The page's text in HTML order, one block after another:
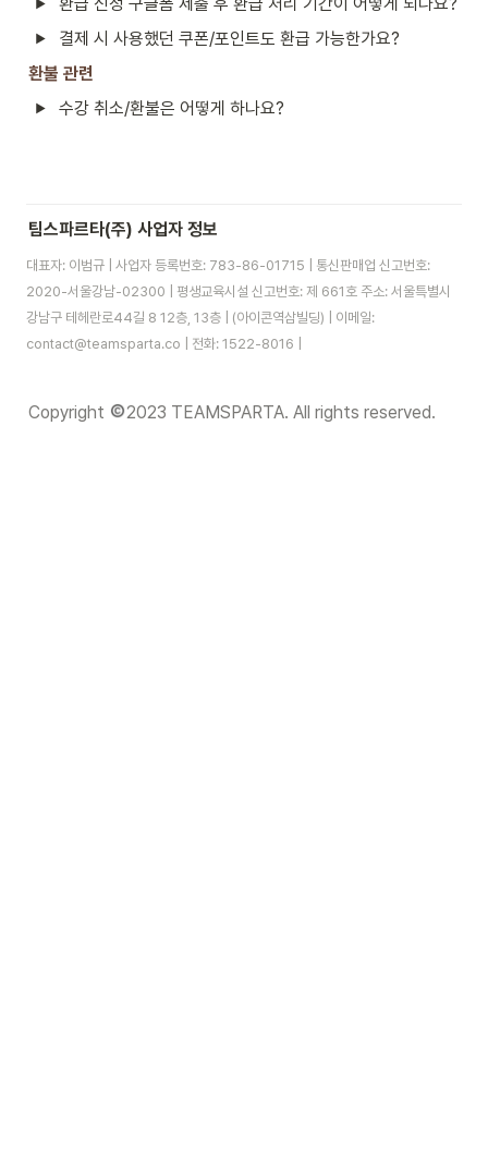
결제 시 사용했던 쿠폰/포인트도 환급 가능한가요?
환불 관련
수강 취소/환불은 어떻게 하나요?
팀스파르타(주) 사업자 정보
대표자: 이범규 | 사업자 등록번호: 783-86-01715 | 통신판매업 신고번호:
2020-서울강남-02300 | 평생교육시설 신고번호: 제 661호 주소: 서울특별시
강남구 테헤란로44길 8 12층, 13층 | (아이콘역삼빌딩) | 이메일:
contact@teamsparta.co | 전화: 1522-8016 |
Copyright 2023 TEAMSPARTA. All rights reserved.